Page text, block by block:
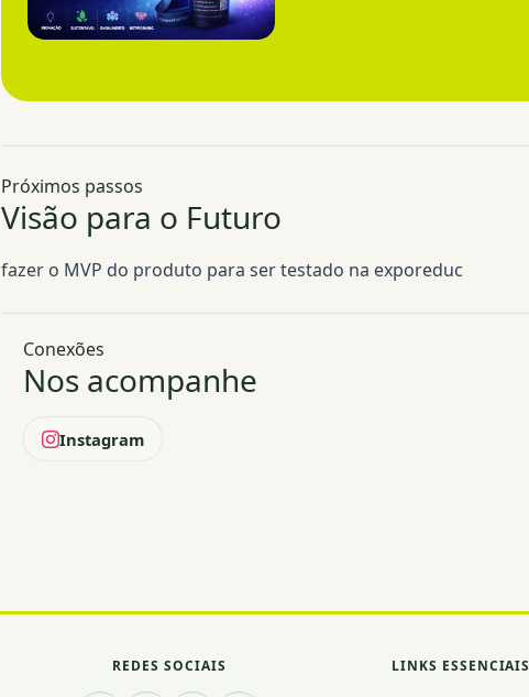
Próximos passos
Visão para o Futuro
fazer o MVP do produto para ser testado na exporeduc
Conexões
Nos acompanhe
Instagram
REDES SOCIAIS LINKS ESSENCIAIS